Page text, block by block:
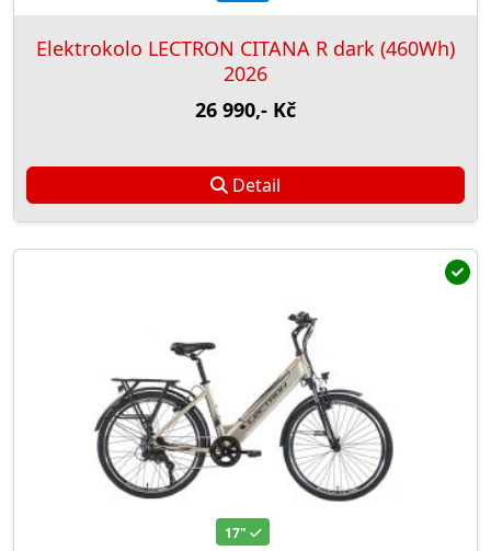
Elektrokolo LECTRON CITANA R dark (460Wh)
2026
26 990,- Kč
Detail
17"